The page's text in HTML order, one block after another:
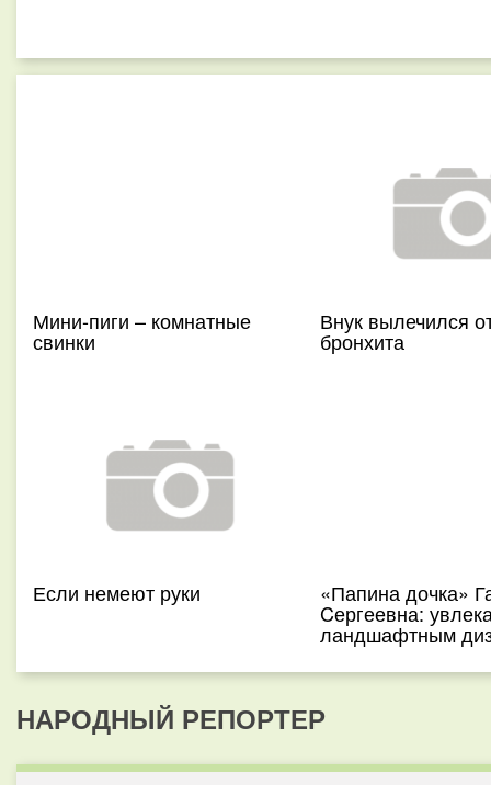
Мини-пиги – комнатные
свинки
Внук вылечился
бронхита
Если немеют руки «Папина дочка»
Cергеевна:
ландшафтным
НАРОДНЫЙ РЕПОРТЕР